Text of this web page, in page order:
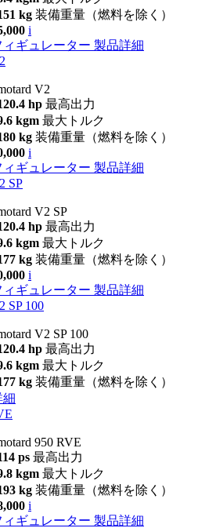
kg 装備重量（燃料を除く）
i
ィギュレーター 製品詳細
V2
hp 最高出力
kgm 最大トルク
kg 装備重量（燃料を除く）
i
ィギュレーター 製品詳細
SP
V2 SP
hp 最高出力
kgm 最大トルク
kg 装備重量（燃料を除く）
i
ィギュレーター 製品詳細
SP 100
V2 SP 100
hp 最高出力
kgm 最大トルク
kg 装備重量（燃料を除く）
細
950 RVE
ps 最高出力
kgm 最大トルク
kg 装備重量（燃料を除く）
i
ィギュレーター 製品詳細